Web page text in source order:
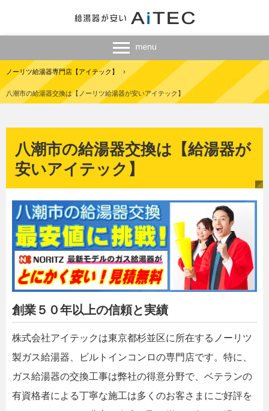
ノーリツ給湯器専門店【アイテック】 ›
八潮市の給湯器交換は【ノーリツ給湯器が安いアイテック】
八潮市の給湯器交換は【給湯器が
安いアイテック】
創業５０年以上の信頼と実績
株式会社アイテックは東京都杉並区に所在するノーリツ
製ガス給湯器、ビルトインコンロの専門店です。特に、
ガス給湯器の交換工事は弊社の得意分野で、ベテランの
有資格者による丁寧な施工は多くのお客さまにご好評を